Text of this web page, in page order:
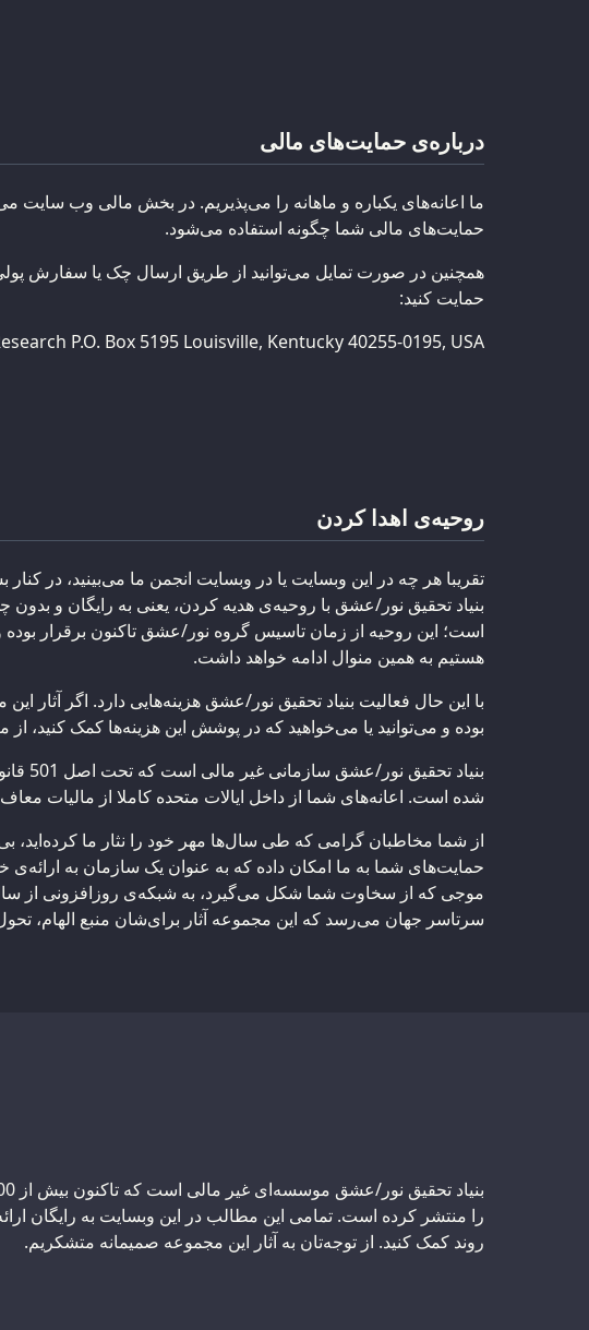
درباره‌ی حمایت‌های مالی
ما اعانه‌های یکباره و ماهانه را می‌پذیریم. در بخش مالی وب سایت
حمایت‌های مالی شما چگونه استفاده می‌شود.
همچنین در صورت تمایل می‌توانید از طریق ارسال چک یا سفارش
حمایت کنید:
P.O. Box 5195 Louisville, Kentucky 40255-0195, USA
روحیه‌ی اهدا کردن
تقریبا هر چه در این وبسایت یا در وبسایت انجمن ما می‌بینید، در
بنیاد تحقیق نور/عشق با روحیه‌ی هدیه کردن، یعنی به رایگان و
است؛ این روحیه از زمان تاسیس گروه نور/عشق تاکنون برقرار بوده و
هستیم به همین منوال ادامه خواهد داشت.
با این حال فعالیت بنیاد تحقیق نور/عشق هزینه‌هایی دارد. اگر آثار
بوده و می‌توانید یا می‌خواهید که در پوشش این هزینه‌ها کمک کنید، از
بنیاد
شده است. اعانه‌های شما از داخل ایالات متحده کاملا از مالیات
از شما مخاطبان گرامی که طی سال‌ها مهر خود را نثار ما کرده‌اید،
حمایت‌های شما به ما امکان داده که به عنوان یک سازمان به ارائه‌ی
موجی که از سخاوت شما شکل می‌گیرد، به شبکه‌ی روزافزونی از
سرتاسر جهان می‌رسد که این مجموعه آثار برای‌شان منبع الهام،
Support us:
را منتشر کرده است. تمامی این مطالب در این وبسایت به رایگان
روند کمک کنید. از توجه‌تان به آثار این مجموعه صمیمانه متشکریم.